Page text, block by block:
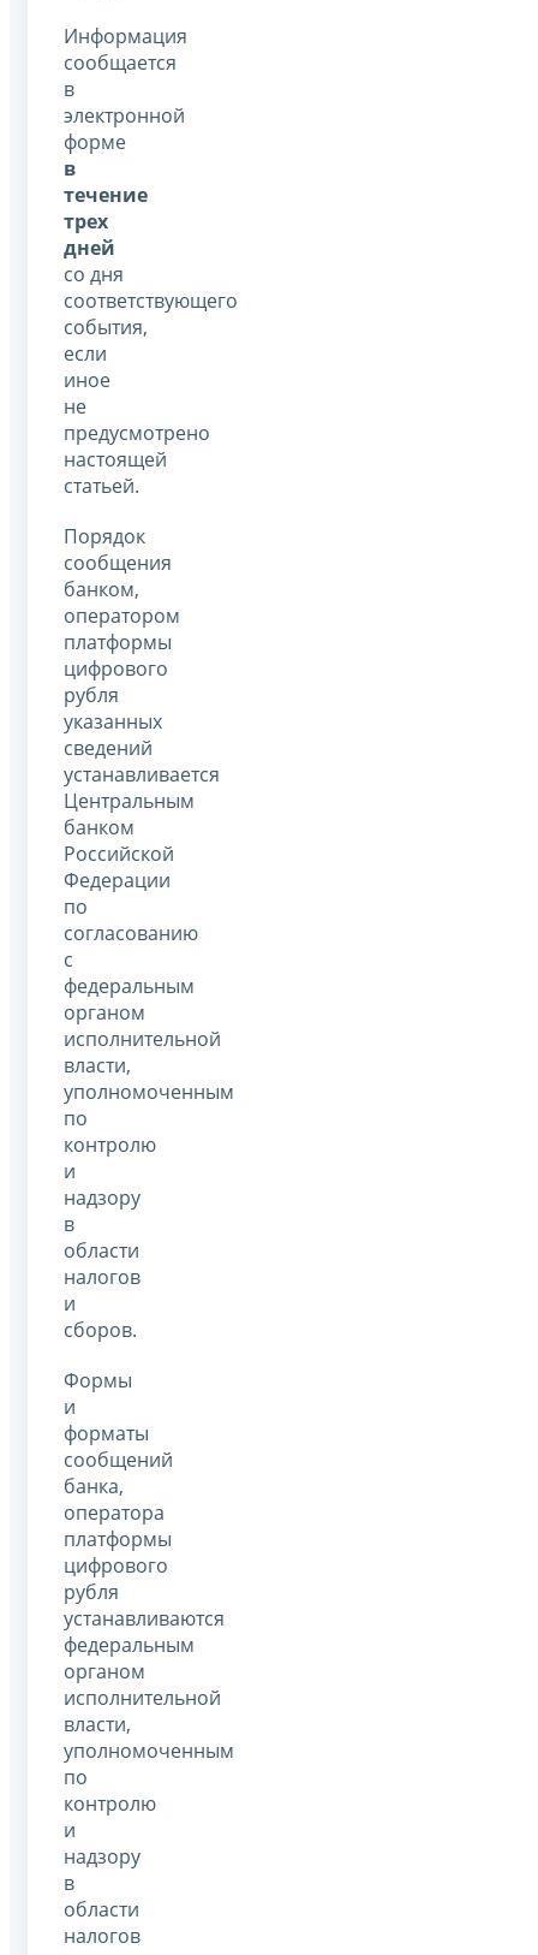
Информация
сообщается
в
электронной
форме
в
течение
трех
дней
со дня
соответствующего
события,
если
иное
не
предусмотрено
настоящей
статьей.
Порядок
сообщения
банком,
оператором
платформы
цифрового
рубля
указанных
сведений
устанавливается
Центральным
банком
Российской
Федерации
по
согласованию
с
федеральным
органом
исполнительной
власти,
уполномоченным
по
контролю
и
надзору
в
области
налогов
и
сборов.
Формы
и
форматы
сообщений
банка,
оператора
платформы
цифрового
рубля
устанавливаются
федеральным
органом
исполнительной
власти,
уполномоченным
по
контролю
и
надзору
в
области
налогов